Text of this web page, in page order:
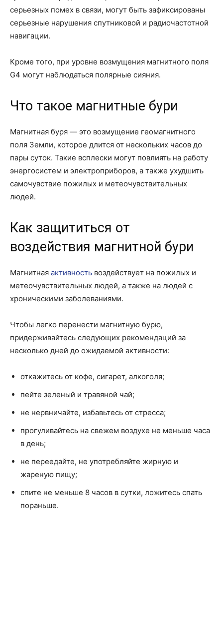
серьезных помех в связи, могут быть зафиксированы
серьезные нарушения спутниковой и радиочастотной
навигации.
Кроме того, при уровне возмущения магнитного поля
G4 могут наблюдаться полярные сияния.
Что такое магнитные бури
Магнитная буря — это возмущение геомагнитного
поля Земли, которое длится от нескольких часов до
пары суток. Такие всплески могут повлиять на работу
энергосистем и электроприборов, а также ухудшить
самочувствие пожилых и метеочувствительных
людей.
Как защититься от
воздействия магнитной бури
Магнитная активность воздействует на пожилых и
метеочувствительных людей, а также на людей с
хроническими заболеваниями.
Чтобы легко перенести магнитную бурю,
придерживайтесь следующих рекомендаций за
несколько дней до ожидаемой активности:
откажитесь от кофе, сигарет, алкоголя;
пейте зеленый и травяной чай;
не нервничайте, избавьтесь от стресса;
прогуливайтесь на свежем воздухе не меньше часа
в день;
не переедайте, не употребляйте жирную и
жареную пищу;
спите не меньше 8 часов в сутки, ложитесь спать
пораньше.